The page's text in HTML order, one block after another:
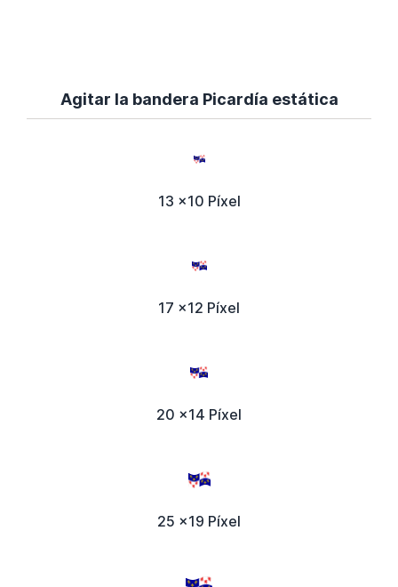
Agitar la bandera Picardía estática
13 x10 Píxel
17 x12 Píxel
20 x14 Píxel
25 x19 Píxel